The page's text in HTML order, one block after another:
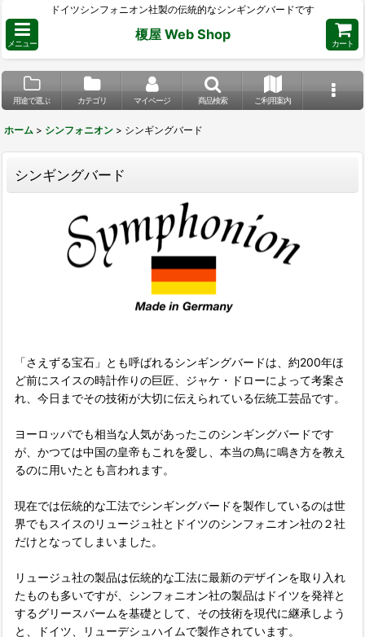
ドイツシンフォニオン社製の伝統的なシンギングバードです
メニュー
榎屋 Web Shop
カート
用途で選ぶ カテゴリ マイページ 商品検索 ご利用案内
ホーム > シンフォニオン > シンギングバード
シンギングバード
「さえずる宝石」とも呼ばれるシンギングバードは、約200年ほ
ど前にスイスの時計作りの巨匠、ジャケ・ドローによって考案さ
れ、今日までその技術が大切に伝えられている伝統工芸品です。
ヨーロッパでも相当な人気があったこのシンギングバードです
が、かつては中国の皇帝もこれを愛し、本当の鳥に鳴き方を教え
るのに用いたとも言われます。
現在では伝統的な工法でシンギングバードを製作しているのは世
界でもスイスのリュージュ社とドイツのシンフォニオン社の２社
だけとなってしまいました。
リュージュ社の製品は伝統的な工法に最新のデザインを取り入れ
たものも多いですが、シンフォニオン社の製品はドイツを発祥と
するグリースバームを基礎として、その技術を現代に継承しよう
と、ドイツ、リューデシュハイムで製作されています。